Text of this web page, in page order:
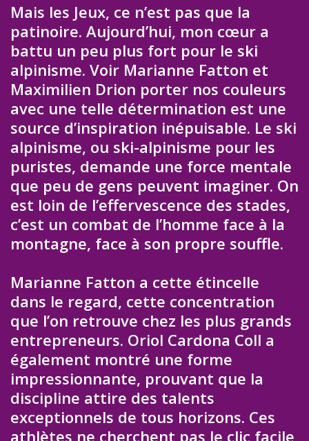
Mais les Jeux, ce n’est pas que la
patinoire. Aujourd’hui, mon cœur a
battu un peu plus fort pour le ski
alpinisme. Voir Marianne Fatton et
Maximilien Drion porter nos couleurs
avec une telle détermination est une
source d’inspiration inépuisable. Le ski
alpinisme, ou ski-alpinisme pour les
puristes, demande une force mentale
que peu de gens peuvent imaginer. On
est loin de l’effervescence des stades,
c’est un combat de l’homme face à la
montagne, face à son propre souffle.
Marianne Fatton a cette étincelle
dans le regard, cette concentration
que l’on retrouve chez les plus grands
entrepreneurs. Oriol Cardona Coll a
également montré une forme
impressionnante, prouvant que la
discipline attire des talents
exceptionnels de tous horizons. Ces
athlètes ne cherchent pas le clic facile,